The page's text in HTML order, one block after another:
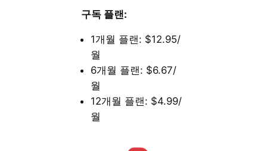
구독 플랜:
1개월 플랜: $12.95/
월
6개월 플랜: $6.67/
월
12개월 플랜: $4.99/
월